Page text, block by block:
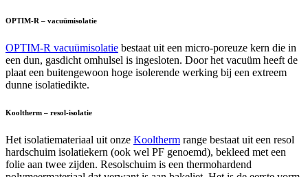
OPTIM-R – vacuümisolatie
OPTIM-R vacuümisolatie bestaat uit een micro-poreuze kern die in
een dun, gasdicht omhulsel is ingesloten. Door het vacuüm heeft de
plaat een buitengewoon hoge isolerende werking bij een extreem
dunne isolatiedikte.
Kooltherm – resol-isolatie
Het isolatiemateriaal uit onze Kooltherm range bestaat uit een resol
hardschuim isolatiekern (ook wel PF genoemd), bekleed met een
folie aan twee zijden. Resolschuim is een thermohardend